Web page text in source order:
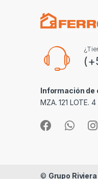
Información de
MZA. 121 LOTE.
© Grupo Riviera